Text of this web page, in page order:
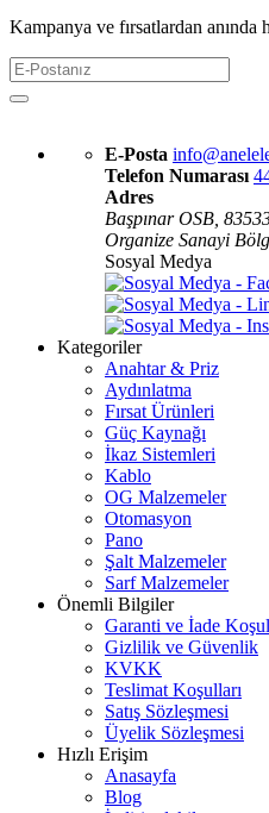
Kampanya ve fırsatlardan anında
E-Posta
Telefon Numarası
Adres
Başpınar OSB,
Organize Sanayi
Sosyal Medya
Kategoriler
Anahtar & Priz
Aydınlatma
Fırsat Ürünleri
Güç Kaynağı
İkaz Sistemleri
Kablo
OG Malzemeler
Otomasyon
Pano
Şalt Malzemeler
Sarf Malzemeler
Önemli Bilgiler
Garanti ve İade
Gizlilik ve Güvenlik
KVKK
Teslimat Koşulları
Satış Sözleşmesi
Üyelik Sözleşmesi
Hızlı Erişim
Anasayfa
Blog